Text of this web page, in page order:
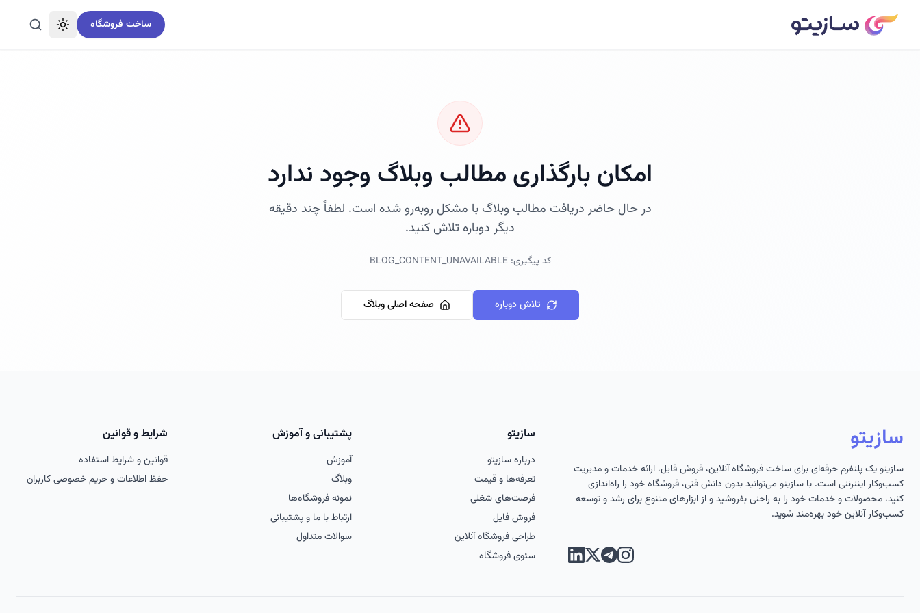
ساخت فروشگاه تغییر تمجستجو
امکان بارگذاری مطالب وبلاگ وجود ندارد
در حال حاضر دریافت مطالب وبلاگ با مشکل روبه‌رو شده است. لطفاً چند دقیقه
دیگر دوباره تلاش کنید.
کد پیگیری:BLOG_CONTENT_UNAVAILABLE
تلاش دوباره صفحه اصلی وبلاگ
سازیتو
سازیتو یک پلتفرم حرفه‌ای برای ساخت فروشگاه آنلاین، فروش فایل، ارائه خدمات و مدیریت
کسب‌وکار اینترنتی است. با سازیتو می‌توانید بدون دانش فنی، فروشگاه خود را راه‌اندازی
کنید، محصولات و خدمات خود را به راحتی بفروشید و از ابزارهای متنوع برای رشد و توسعه
کسب‌وکار آنلاین خود بهره‌مند شوید.
سازیتو
درباره سازیتو
تعرفه‌ها و قیمت
فرصت‌های شغلی
فروش فایل
طراحی فروشگاه آنلاین
سئوی فروشگاه
پشتیبانی و آموزش
آموزش
وبلاگ
نمونه فروشگاه‌ها
ارتباط با ما و پشتیبانی
سوالات متداول
شرایط و قوانین
قوانین و شرایط استفاده
حفظ اطلاعات و حریم خصوصی کاربران